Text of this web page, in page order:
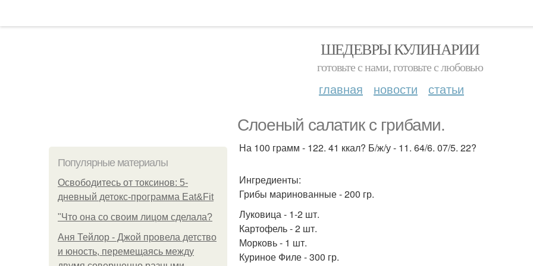
ШЕДЕВРЫ КУЛИНАРИИ
готовьте с нами, готовьте с любовью
главная новости статьи
Слоеный салатик с грибами.
Популярные материалы
Освободитесь от токсинов: 5-
дневный детокс-программа Eat&Fit
"Что она со своим лицом сделала?
Аня Тейлор - Джой провела детство
и юность, перемещаясь между
На 100 грамм - 122. 41 ккал? Б/ж/у - 11. 64/6. 07/5. 22?
Ингредиенты:
Грибы маринованные - 200 гр.
Луковица - 1-2 шт.
Картофель - 2 шт.
Морковь - 1 шт.
Куриное Филе - 300 гр.